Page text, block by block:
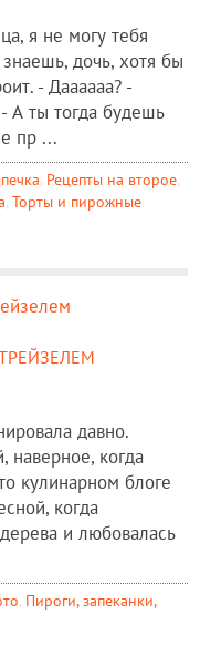
я не могу тебя
дочь, хотя бы
- Даааааа? -
А ты тогда будешь
пр ...
, Рецепты на второе,
, Торты и пирожные
давно.
наверное, когда
кулинарном блоге
когда
и любовалась
, Пироги, запеканки,